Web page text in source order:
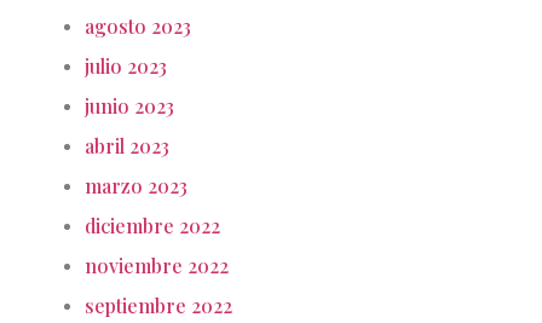
agosto 2023
julio 2023
junio 2023
abril 2023
marzo 2023
diciembre 2022
noviembre 2022
septiembre 2022